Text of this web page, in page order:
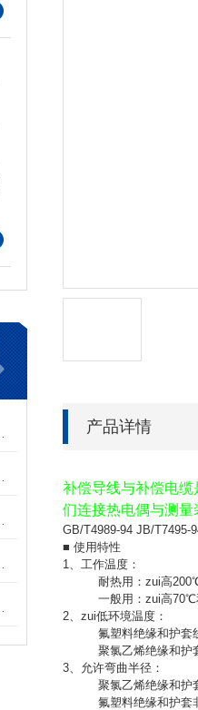
产品详情
补偿导线与补偿电
们连接热电偶与测
GB/T4989-94 JB/T7495-
■ 使用特性
1、工作温度：
耐热用：zui高200℃
一般用：zui高70℃
2、zui低环境温度：
氟塑料绝缘和护套线
聚氯乙烯绝缘和护套
3、允许弯曲半径：
聚氯乙烯绝缘和护套
氟塑料绝缘和护套非